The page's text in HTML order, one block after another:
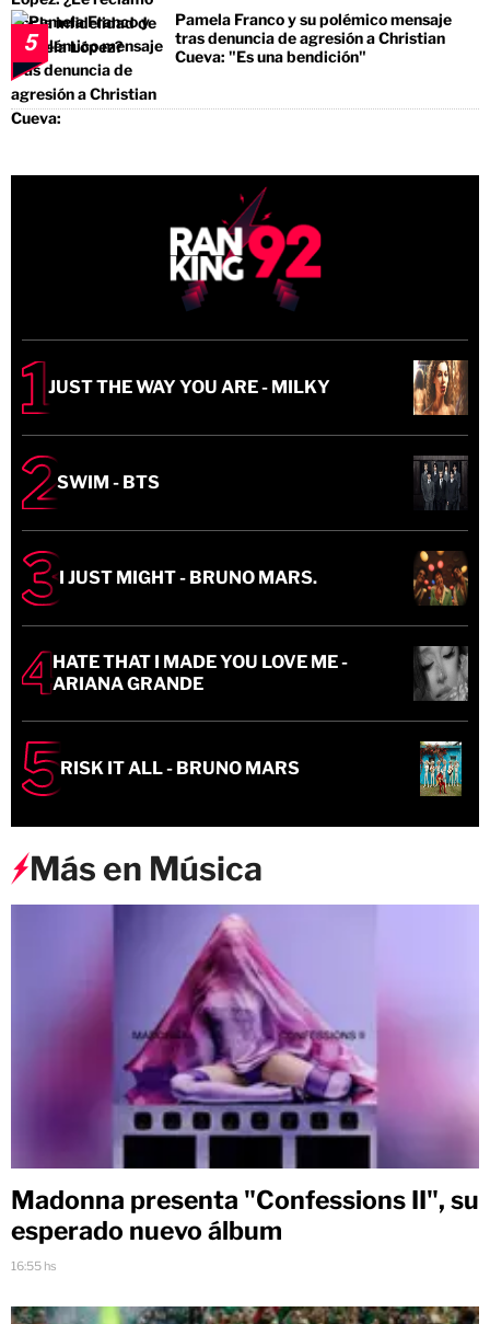
5
Pamela Franco y su polémico mensaje
tras denuncia de agresión a Christian
Cueva: "Es una bendición"
JUST THE WAY YOU ARE - MILKY
SWIM - BTS
I JUST MIGHT - BRUNO MARS.
HATE THAT I MADE YOU LOVE ME -
ARIANA GRANDE
RISK IT ALL - BRUNO MARS
Más en Música
Madonna presenta "Confessions II", su
esperado nuevo álbum
16:55 hs